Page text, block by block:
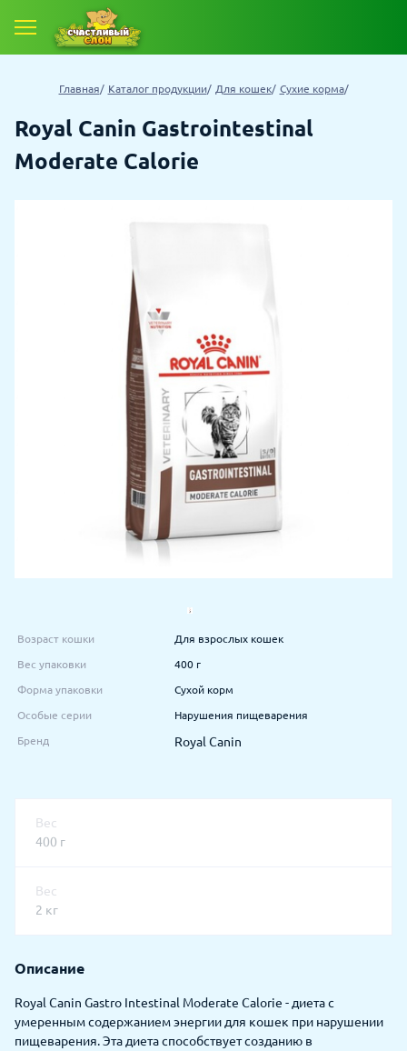
Главная Каталог продукции Для кошек Сухие корма
Royal Canin Gastrointestinal
Moderate Calorie
Возраст кошки Для взрослых кошек
Вес упаковки 400 г
Форма упаковки Сухой корм
Особые серии Нарушения пищеварения
Бренд Royal Canin
Вес
400 г
Вес
2 кг
Описание
Royal Canin Gastro Intestinal Moderate Calorie - диета с
умеренным содержанием энергии для кошек при нарушении
пищеварения. Эта диета способствует созданию в